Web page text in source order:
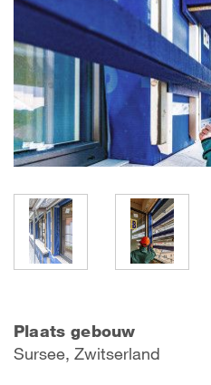
Plaats gebouw
Sursee, Zwitserland